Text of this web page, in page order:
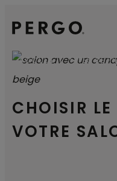
CHOISIR
VOTRE
ACCUEIL TYPES DE